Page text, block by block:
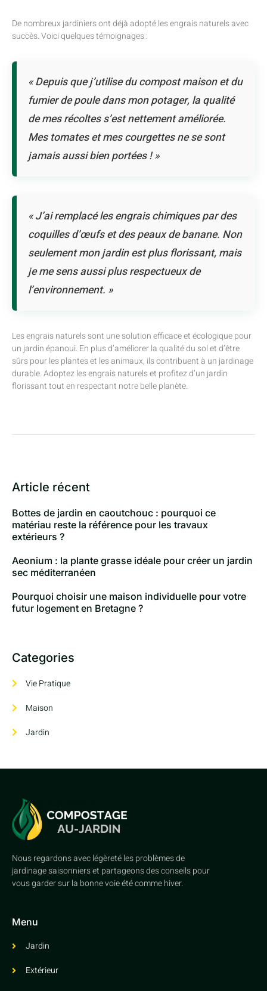
De nombreux jardiniers ont déjà adopté les engrais naturels avec
succès. Voici quelques témoignages :
« Depuis que j’utilise du compost maison et du
fumier de poule dans mon potager, la qualité
de mes récoltes s’est nettement améliorée.
Mes tomates et mes courgettes ne se sont
jamais aussi bien portées ! »
« J’ai remplacé les engrais chimiques par des
coquilles d’œufs et des peaux de banane. Non
seulement mon jardin est plus florissant, mais
je me sens aussi plus respectueux de
l’environnement. »
Les engrais naturels sont une solution efficace et écologique pour
un jardin épanoui. En plus d’améliorer la qualité du sol et d’être
sûrs pour les plantes et les animaux, ils contribuent à un jardinage
durable. Adoptez les engrais naturels et profitez d’un jardin
florissant tout en respectant notre belle planète.
Article récent
Bottes de jardin en caoutchouc : pourquoi ce
matériau reste la référence pour les travaux
extérieurs ?
Aeonium : la plante grasse idéale pour créer un jardin
sec méditerranéen
Pourquoi choisir une maison individuelle pour votre
futur logement en Bretagne ?
Categories
Vie Pratique
Maison
Jardin
Nous regardons avec légèreté les problèmes de
jardinage saisonniers et partageons des conseils pour
vous garder sur la bonne voie été comme hiver.
Menu
Jardin
Extérieur